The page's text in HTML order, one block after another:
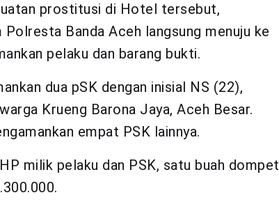
prostitusi di Hotel tersebut,
Banda Aceh langsung menuju ke
pelaku dan barang bukti.
dua pSK dengan inisial NS (22),
Krueng Barona Jaya, Aceh Besar.
empat PSK lainnya.
milik pelaku dan PSK, satu buah dompet